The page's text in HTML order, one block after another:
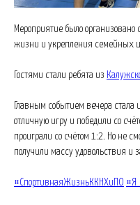
Мероприятие было организовано
жизни и укрепления семейных
Гостями стали ребята из
Главным событием вечера стала
отличную игру и победили со
проиграли со счётом 1:2. Но не
получили массу удовольствия и
#СпортивнаяЖизньККНХиПО